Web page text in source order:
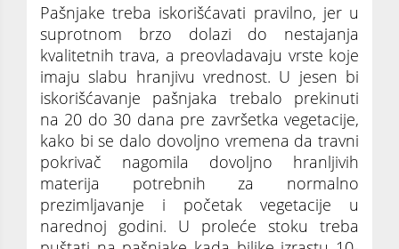
Pašnjake treba iskorišćavati pravilno, jer u
suprotnom brzo dolazi do nestajanja
kvalitetnih trava, a preovladavaju vrste koje
imaju slabu hranjivu vrednost. U jesen bi
iskorišćavanje pašnjaka trebalo prekinuti
na 20 do 30 dana pre završetka vegetacije,
kako bi se dalo dovoljno vremena da travni
pokrivač nagomila dovoljno hranljivih
materija potrebnih za normalno
prezimljavanje i početak vegetacije u
narednoj godini. U proleće stoku treba